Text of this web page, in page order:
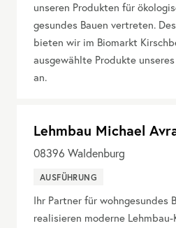
unseren Produkten für
gesundes Bauen vertreten.
bieten wir im Biomarkt
ausgewählte Produkte
an.
Lehmbau Michael
08396 Waldenburg
AUSFÜHRUNG
Ihr Partner für wohngesundes
realisieren moderne Lehmbau-